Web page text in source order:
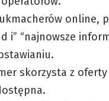
online,
i” “najnowsze
skorzysta z